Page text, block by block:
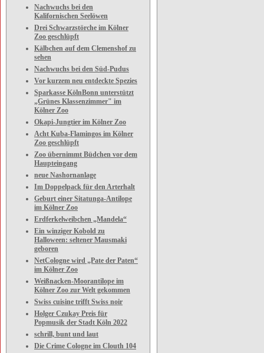
Nachwuchs bei den
Kalifornischen Seelöwen
Drei Schwarzstörche im Kölner
Zoo geschlüpft
Kälbchen auf dem Clemenshof zu
sehen
Nachwuchs bei den Süd-Pudus
Vor kurzem neu entdeckte Spezies
Sparkasse KölnBonn unterstützt
„Grünes Klassenzimmer" im
Kölner Zoo
Okapi-Jungtier im Kölner Zoo
Acht Kuba-Flamingos im Kölner
Zoo geschlüpft
Zoo übernimmt Büdchen vor dem
Haupteingang
neue Nashornanlage
Im Doppelpack für den Arterhalt
Geburt einer Sitatunga-Antilope
im Kölner Zoo
Erdferkelweibchen „Mandela“
Ein winziger Kobold zu
Halloween: seltener Mausmaki
geboren
NetCologne wird „Pate der Paten“
im Kölner Zoo
Weißnacken-Moorantilope im
Kölner Zoo zur Welt gekommen
Swiss cuisine trifft Swiss noir
Holger Czukay Preis für
Popmusik der Stadt Köln 2022
schrill, bunt und laut
Die Crime Cologne im Clouth 104